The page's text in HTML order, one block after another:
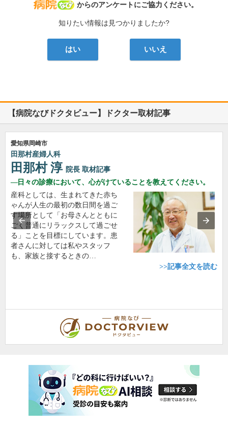
病院なび
からのアンケートにご協力ください。
知りたい情報は見つかりましたか?
はい いいえ
【病院なびドクタビュー】ドクター取材記事
愛知県岡崎市
田那村産婦人科
田那村 淳 院長 取材記事
日々の診療において、心がけていることを教えてください。
産科としては、生まれてきた赤ち
ゃんが人生の最初の数日間を過ご
す場所として「お母さんとともに
ごく普通にリラックスして過ごせ
る」ことを目標にしています。患
者さんに対しては私やスタッフ
も、家族と接するときの…
>>記事全文を読む